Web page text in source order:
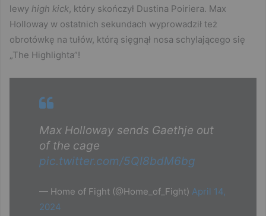
lewy high kick, który skończył Dustina Poiriera. Max
Holloway w ostatnich sekundach wyprowadził też
obrotówkę na tułów, którą sięgnął nosa schylającego się
„The Highlighta”!
Max Holloway sends Gaethje out
of the cage
pic.twitter.com/5QI8bdM6bg
— Home of Fight (@Home_of_Fight) April 14,
2024